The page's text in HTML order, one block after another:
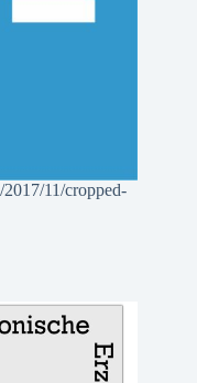
11/cropped-